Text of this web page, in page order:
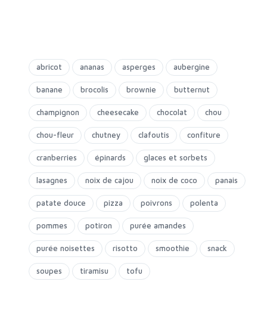
abricot ananas asperges aubergine
banane brocolis brownie butternut
champignon cheesecake chocolat chou
chou-fleur chutney clafoutis confiture
cranberries épinards glaces et sorbets
lasagnes noix de cajou noix de coco panais
patate douce pizza poivrons polenta
pommes potiron purée amandes
purée noisettes risotto smoothie snack
soupes tiramisu tofu